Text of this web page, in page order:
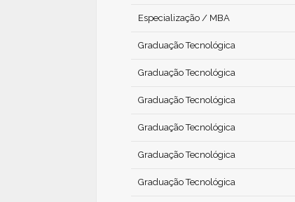
Especialização / MBA
Graduação Tecnológica
Graduação Tecnológica
Graduação Tecnológica
Graduação Tecnológica
Graduação Tecnológica
Graduação Tecnológica